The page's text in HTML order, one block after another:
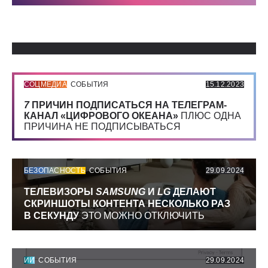
СОЦМЕДИА СОБЫТИЯ 15.12.2023
7 ПРИЧИН ПОДПИСАТЬСЯ НА ТЕЛЕГРАМ-
КАНАЛ «ЦИФРОВОГО ОКЕАНА» ПЛЮС ОДНА
ПРИЧИНА НЕ ПОДПИСЫВАТЬСЯ
БЕЗОПАСНОСТЬ СОБЫТИЯ 29.09.2024
ТЕЛЕВИЗОРЫ SAMSUNG И LGДЕЛАЮТ
СКРИНШОТЫ КОНТЕНТА НЕСКОЛЬКО РАЗ
В СЕКУНДУЭТО МОЖНО ОТКЛЮЧИТЬ
ИИ СОБЫТИЯ 29.09.2024